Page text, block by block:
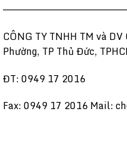
CÔNG TY TNHH TM và
Phường, TP Thủ Đức,
ĐT: 0949 17 2016
Fax: 0949 17 2016 Mail: